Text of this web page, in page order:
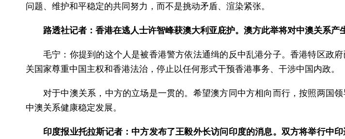
问题、维护和平稳定的共同努力，而不是挑动矛盾、渲染紧张。
路透社记者：香港在逃人士许智峰获澳大利亚庇护。澳方此举将对中澳关系产
毛宁：你提到的这个人是被香港警方依法通缉的反中乱港分子。香港特区政
关国家尊重中国主权和香港法治，停止以任何形式干预香港事务、干涉中国内政。
对于中澳关系，中方的立场是一贯的。希望澳方同中方相向而行，按照两国
中澳关系健康稳定发展。
印度报业托拉斯记者：中方发布了王毅外长访问印度的消息。双方将举行中